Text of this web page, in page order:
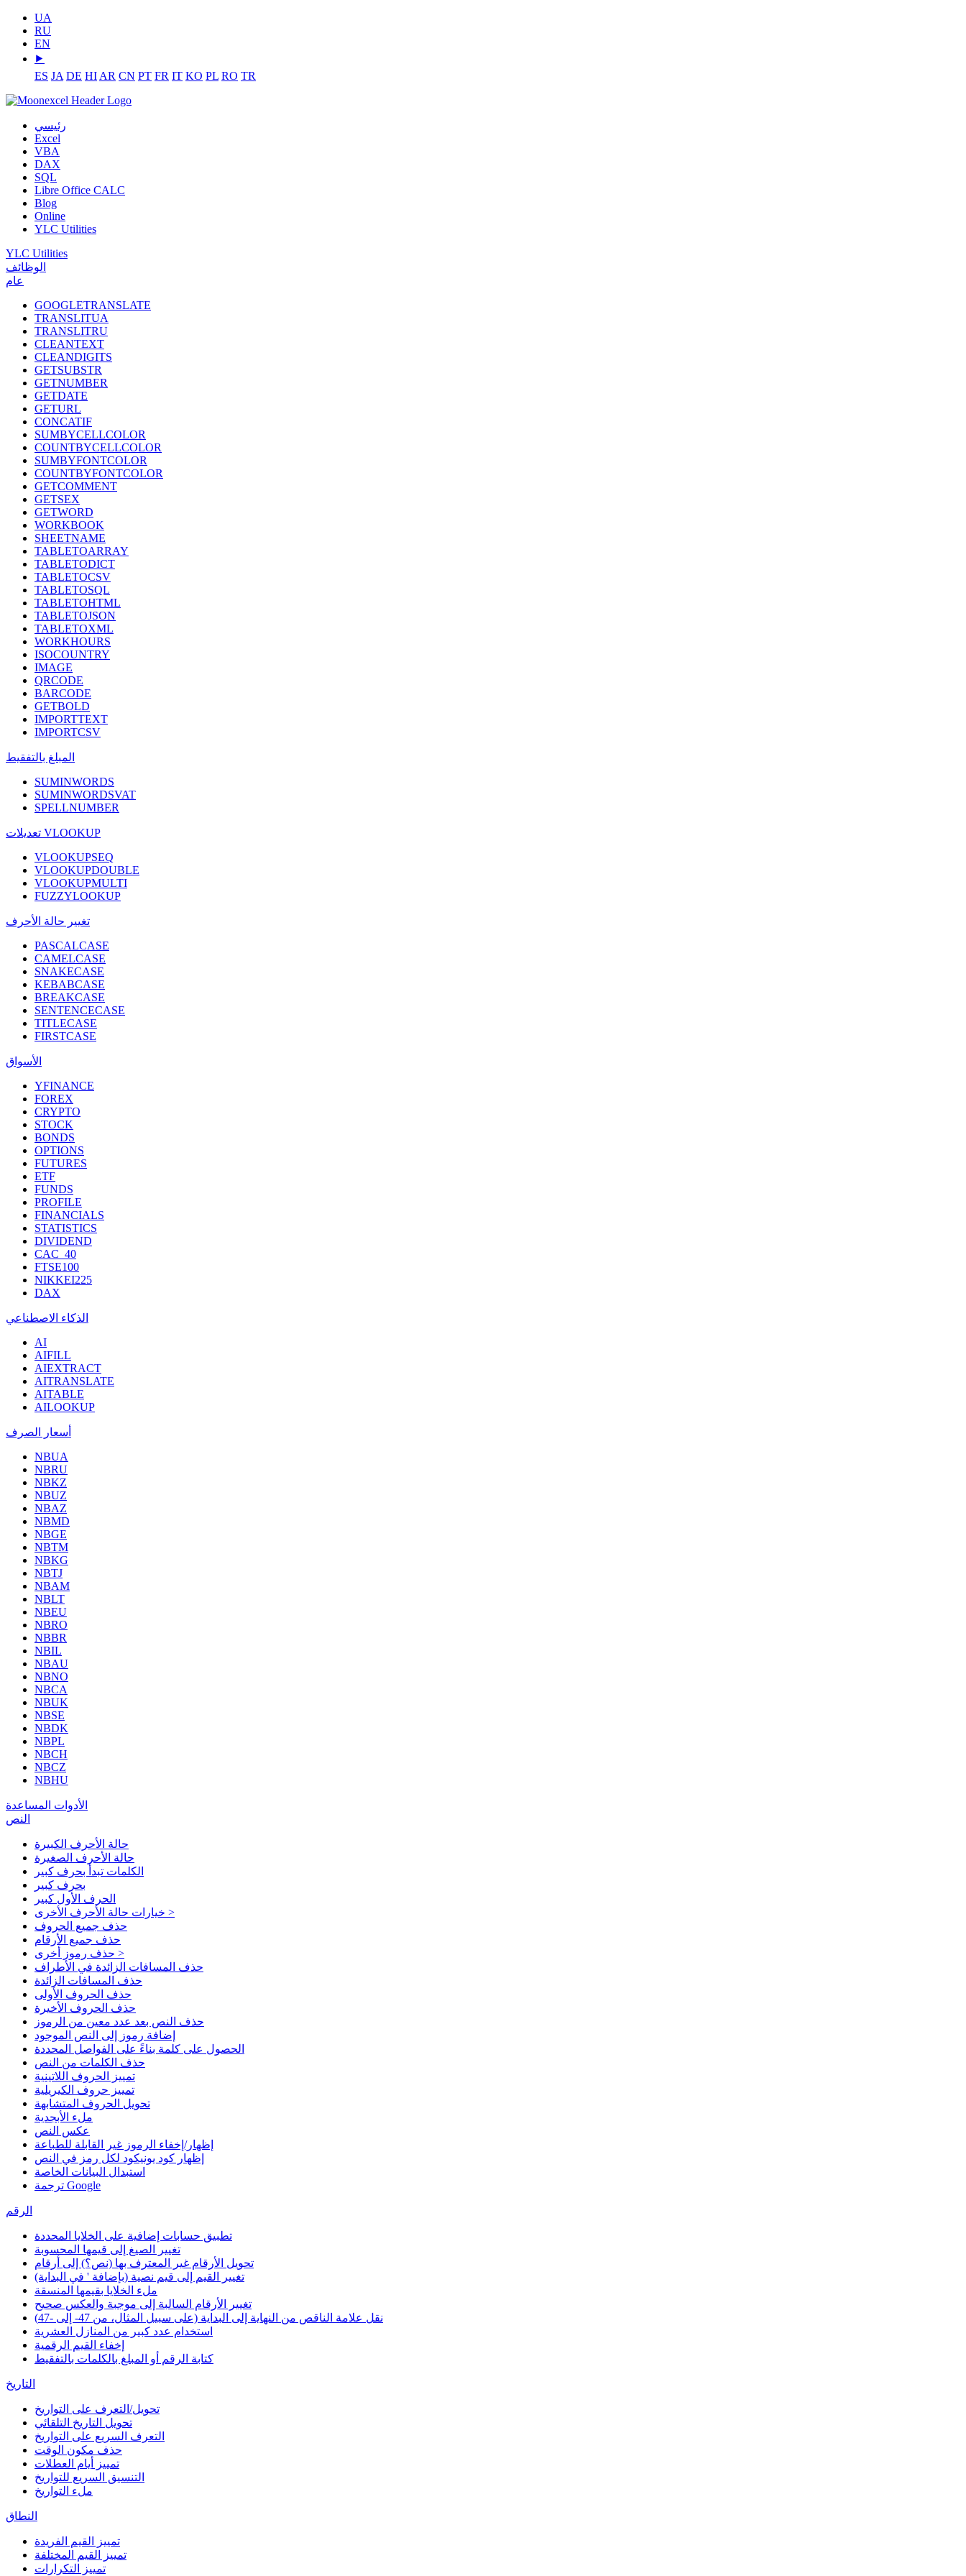
UA
RU
EN
⯈
ES JA DE HI AR CN PT FR IT KO PL RO TR
رئيسي
Excel
VBA
DAX
SQL
Libre Office CALC
Blog
Online
YLC Utilities
YLC Utilities
الوظائف
عام
GOOGLETRANSLATE
TRANSLITUA
TRANSLITRU
CLEANTEXT
CLEANDIGITS
GETSUBSTR
GETNUMBER
GETDATE
GETURL
CONCATIF
SUMBYCELLCOLOR
COUNTBYCELLCOLOR
SUMBYFONTCOLOR
COUNTBYFONTCOLOR
GETCOMMENT
GETSEX
GETWORD
WORKBOOK
SHEETNAME
TABLETOARRAY
TABLETODICT
TABLETOCSV
TABLETOSQL
TABLETOHTML
TABLETOJSON
TABLETOXML
WORKHOURS
ISOCOUNTRY
IMAGE
QRCODE
BARCODE
GETBOLD
IMPORTTEXT
IMPORTCSV
المبلغ بالتفقيط
SUMINWORDS
SUMINWORDSVAT
SPELLNUMBER
تعديلات VLOOKUP
VLOOKUPSEQ
VLOOKUPDOUBLE
VLOOKUPMULTI
FUZZYLOOKUP
تغيير حالة الأحرف
PASCALCASE
CAMELCASE
SNAKECASE
KEBABCASE
BREAKCASE
SENTENCECASE
TITLECASE
FIRSTCASE
الأسواق
YFINANCE
FOREX
CRYPTO
STOCK
BONDS
OPTIONS
FUTURES
ETF
FUNDS
PROFILE
FINANCIALS
STATISTICS
DIVIDEND
CAC_40
FTSE100
NIKKEI225
DAX
الذكاء الاصطناعي
AI
AIFILL
AIEXTRACT
AITRANSLATE
AITABLE
AILOOKUP
أسعار الصرف
NBUA
NBRU
NBKZ
NBUZ
NBAZ
NBMD
NBGE
NBTM
NBKG
NBTJ
NBAM
NBLT
NBEU
NBRO
NBBR
NBIL
NBAU
NBNO
NBCA
NBUK
NBSE
NBDK
NBPL
NBCH
NBCZ
NBHU
الأدوات المساعدة
النص
حالة الأحرف الكبيرة
حالة الأحرف الصغيرة
الكلمات تبدأ بحرف كبير
بحرف كبير
الحرف الأول كبير
خيارات حالة الأحرف الأخرى >
حذف جميع الحروف
حذف جميع الأرقام
حذف رموز أخرى >
حذف المسافات الزائدة في الأطراف
حذف المسافات الزائدة
حذف الحروف الأولى
حذف الحروف الأخيرة
حذف النص بعد عدد معين من الرموز
إضافة رموز إلى النص الموجود
الحصول على كلمة بناءً على الفواصل المحددة
حذف الكلمات من النص
تمييز الحروف اللاتينية
تمييز حروف الكيريلية
تحويل الحروف المتشابهة
ملء الأبجدية
عكس النص
إظهار/إخفاء الرموز غير القابلة للطباعة
إظهار كود يونيكود لكل رمز في النص
استبدال البيانات الخاصة
ترجمة Google
الرقم
تطبيق حسابات إضافية على الخلايا المحددة
تغيير الصيغ إلى قيمها المحسوبة
تحويل الأرقام غير المعترف بها (نص؟) إلى أرقام
تغيير القيم إلى قيم نصية (بإضافة ' في البداية)
ملء الخلايا بقيمها المنسقة
تغيير الأرقام السالبة إلى موجبة والعكس صحيح
نقل علامة الناقص من النهاية إلى البداية (على سبيل المثال، من 47- إلى -47)
استخدام عدد كبير من المنازل العشرية
إخفاء القيم الرقمية
كتابة الرقم أو المبلغ بالكلمات بالتفقيط
التاريخ
تحويل/التعرف على التواريخ
تحويل التاريخ التلقائي
التعرف السريع على التواريخ
حذف مكون الوقت
تمييز أيام العطلات
التنسيق السريع للتواريخ
ملء التواريخ
النطاق
تمييز القيم الفريدة
تمييز القيم المختلفة
تمييز التكرارات